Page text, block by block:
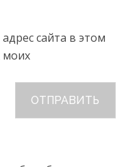
сайта в этом
моих